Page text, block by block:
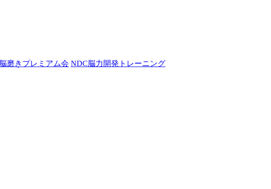
脳磨きプレミアム会 NDC脳力開発トレーニング